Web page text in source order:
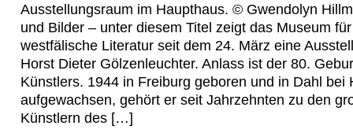
Ausstellungsraum im Haupthaus. © Gwendolyn
und Bilder – unter diesem Titel zeigt das Museum für
westfälische Literatur seit dem 24. März eine
Horst Dieter Gölzenleuchter. Anlass ist der 80.
Künstlers. 1944 in Freiburg geboren und in Dahl bei
aufgewachsen, gehört er seit Jahrzehnten zu den
Künstlern des […]